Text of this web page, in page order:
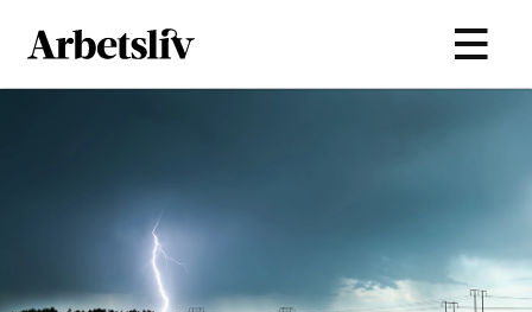
Hoppa till huvudinnehållet